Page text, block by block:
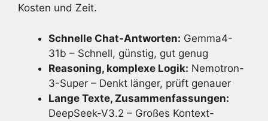
Kosten und Zeit.
Schnelle Chat-Antworten: Gemma4-
31b – Schnell, günstig, gut genug
Reasoning, komplexe Logik: Nemotron-
3-Super – Denkt länger, prüft genauer
Lange Texte, Zusammenfassungen:
DeepSeek-V3.2 – Großes Kontext-